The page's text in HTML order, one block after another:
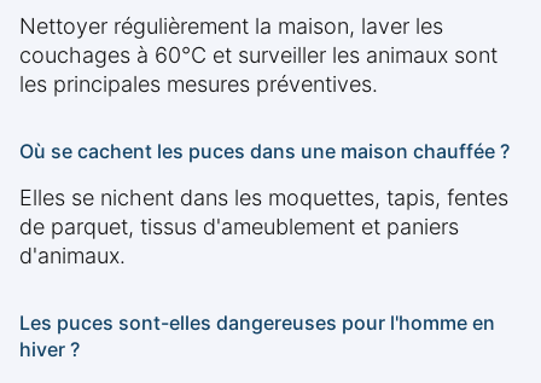
Nettoyer régulièrement la maison, laver les
couchages à 60°C et surveiller les animaux sont
les principales mesures préventives.
Où se cachent les puces dans une maison chauffée ?
Elles se nichent dans les moquettes, tapis, fentes
de parquet, tissus d'ameublement et paniers
d'animaux.
Les puces sont-elles dangereuses pour l'homme en
hiver ?